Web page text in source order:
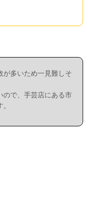
が多いため一見難しそ
ので、手芸店にある市